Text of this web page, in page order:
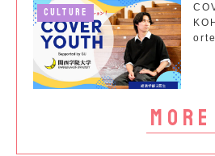
more
CULTURE